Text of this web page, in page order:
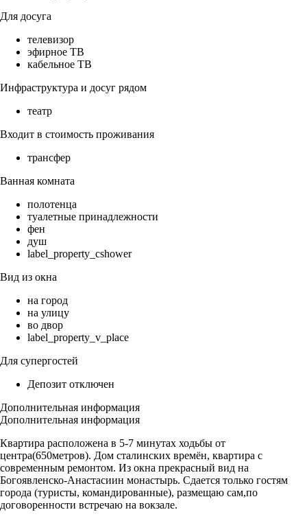
Для досуга
телевизор
эфирное ТВ
кабельное ТВ
Инфраструктура и досуг рядом
театр
Входит в стоимость проживания
трансфер
Ванная комната
полотенца
туалетные принадлежности
фен
душ
label_property_cshower
Вид из окна
на город
на улицу
во двор
label_property_v_place
Для супергостей
Депозит отключен
Дополнительная информация
Дополнительная информация
Квартира расположена в 5-7 минутах ходьбы от
центра(650метров). Дом сталинских времён, квартира с
современным ремонтом. Из окна прекрасный вид на
Богоявленско-Анастасиин монастырь. Сдается только гостям
города (туристы, командированные), размещаю сам,по
договоренности встречаю на вокзале.